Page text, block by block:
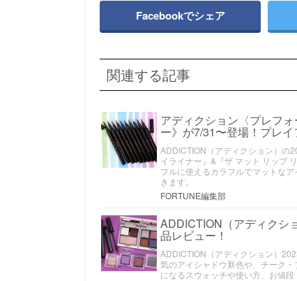
Facebookでシェア
関連する記事
アディクション〈プレフ
ー》が7/31〜登場！プレ
ADDICTION（アディクション）の
イライナー』&『ザ マット リップ
フルに使えるカラフルでマットな
きます。
FORTUNE編集部
ADDICTION（アディクシ
品レビュー！
ADDICTION（アディクション）
気のアイシャドウ新色や、チーク
になるスウォッチや使い方、お値段